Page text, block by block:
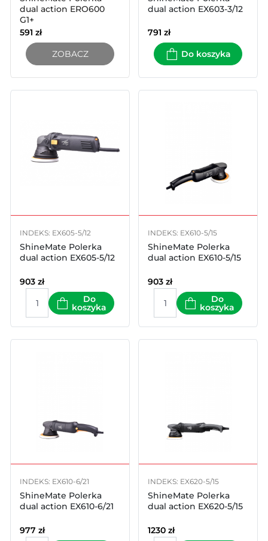
dual action ERO600
G1+
591 zł
ZOBACZ
dual action EX603-3/12
791 zł
Do koszyka
INDEKS: EX605-5/12
ShineMate Polerka
dual action EX605-5/12
903 zł
Do
koszyka
INDEKS: EX610-5/15
ShineMate Polerka
dual action EX610-5/15
903 zł
Do
koszyka
INDEKS: EX610-6/21
ShineMate Polerka
dual action EX610-6/21
977 zł
INDEKS: EX620-5/15
ShineMate Polerka
dual action EX620-5/15
1230 zł